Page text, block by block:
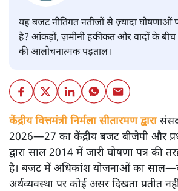
यह बजट नीतिगत नतीजों से ज़्यादा घोषणाओं
है? आंकड़ों, ज़मीनी हकीकत और वादों के बीच
की आलोचनात्मक पड़ताल।
केंद्रीय वित्तमंत्री निर्मला सीतारमण द्वारासंसद
2026—27 का केंद्रीय बजट बीजेपी और
द्वारा साल 2014 में जारी घोषणा पत्र की
है। बजट में अधिकांश योजनाओं का
अर्थव्यवस्था पर कोई असर दिखता प्रतीत